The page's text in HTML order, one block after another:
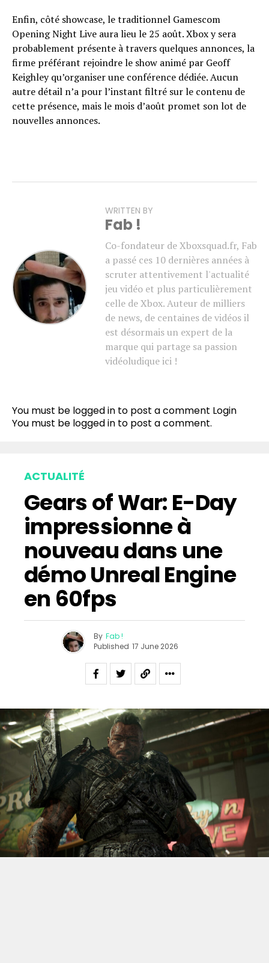
Enfin, côté showcase, le traditionnel Gamescom
Opening Night Live aura lieu le 25 août. Xbox y sera
probablement présente à travers quelques annonces, la
firme préférant rejoindre le show animé par Geoff
Keighley qu’organiser une conférence dédiée. Aucun
autre détail n’a pour l’instant filtré sur le contenu de
cette présence, mais le mois d’août promet son lot de
nouvelles annonces.
WRITTEN BY
Fab !
Co-fondateur de Xboxsquad.fr, Fab
a passé ces 10 dernières années à
scruter attentivement l'actualité
jeu vidéo et plus particulièrement
celle de Xbox. Auteur de milliers
de news, de centaines de vidéos il
est désormais un expert de la
marque qui partage sa passion
vidéoludique ici !
You must be logged in to post a comment Login
You must be logged in to post a comment.
ACTUALITÉ
Gears of War: E-Day
impressionne à
nouveau dans une
démo Unreal Engine
en 60fps
By Fab !
Published 17 June 2026